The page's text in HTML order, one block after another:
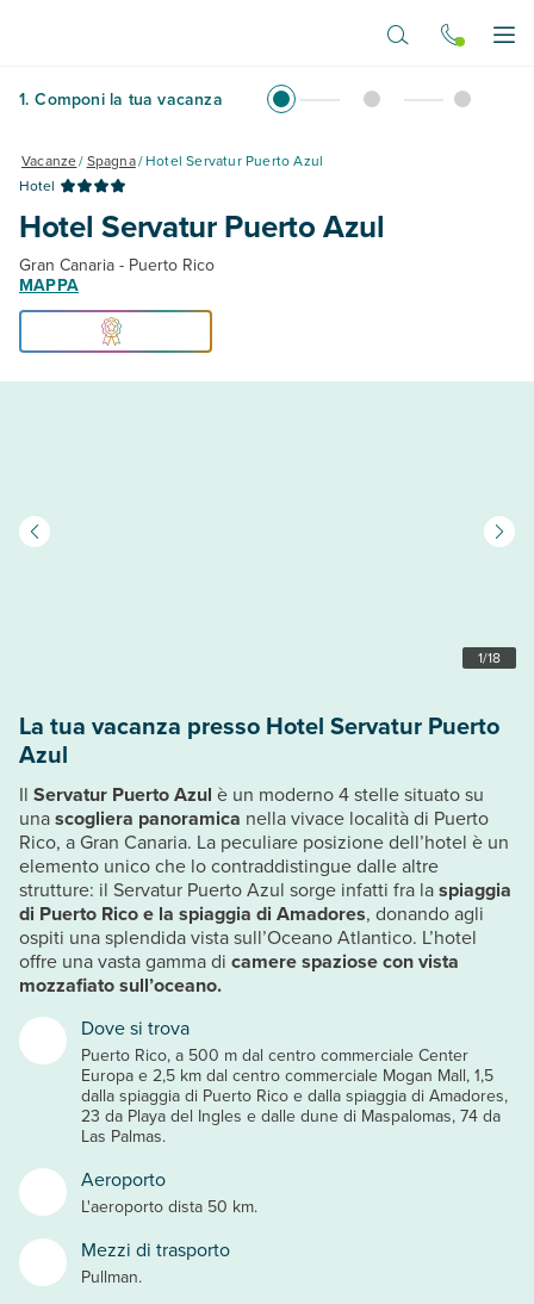
1. Componi la tua vacanza
Vacanze/Spagna/Hotel Servatur Puerto Azul
Hotel
Hotel Servatur Puerto Azul
Gran Canaria - Puerto Rico
MAPPA
1/18
Dove si trova
Puerto Rico, a 500 m dal centro commerciale Center
Europa e 2,5 km dal centro commerciale Mogan Mall, 1,5
dalla spiaggia di Puerto Rico e dalla spiaggia di Amadores,
23 da Playa del Ingles e dalle dune di Maspalomas, 74 da
Las Palmas.
Aeroporto
L'aeroporto dista 50 km.
Mezzi di trasporto
Pullman.
La tua vacanza presso Hotel Servatur Puerto
Azul
Il Servatur Puerto Azul è un moderno 4 stelle situato su
unascogliera panoramica nella vivace località di Puerto
Rico, a Gran Canaria. La peculiare posizione dell’hotel è un
elemento unico che lo contraddistingue dalle altre
strutture: il Servatur Puerto Azul sorge infatti fra laspiaggia
di Puerto Rico e la spiaggia di Amadores, donando agli
ospiti una splendida vista sull’Oceano Atlantico. L’hotel
offre una vasta gamma di camere spaziose con vista
mozzafiato sull’oceano.